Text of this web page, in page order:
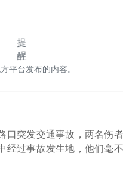
平台发布的内容。
突发交通事故，两名伤
过事故发生地，他们毫